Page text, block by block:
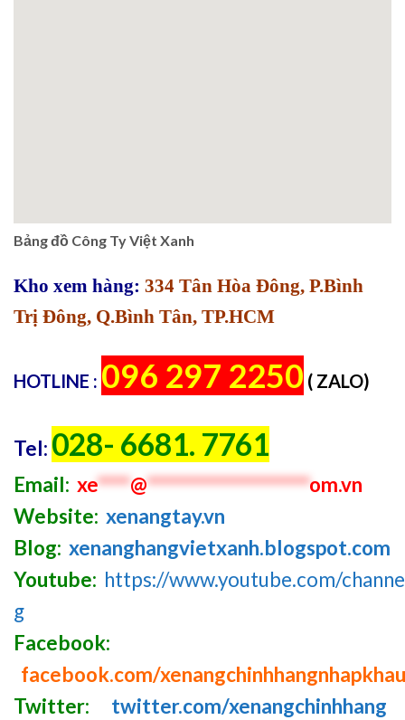
Bảng đồ Công Ty Việt Xanh
Kho xem hàng: 334 Tân Hòa Đông, P.Bình
Trị Đông, Q.Bình Tân, TP.HCM
HOTLINE : 096 297 2250 ( ZALO)
Tel: 028- 6681. 7761
Email: xe****@********************om.vn
Website: xenangtay.vn
Blog: xenanghangvietxanh.blogspot.com
Youtube: https://www.youtube.com/
g
Facebook:
facebook.com/xenangchinhhangnhapkhau
Twitter:
twitter.com/xenangchinhhang